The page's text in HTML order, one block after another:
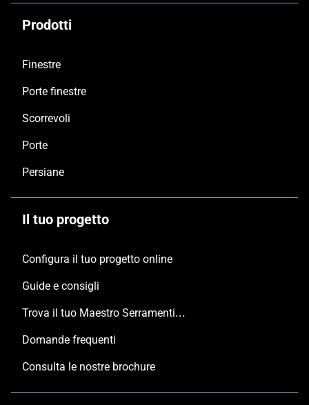
Prodotti
Finestre
Porte finestre
Scorrevoli
Porte
Persiane
Il tuo progetto
Configura il tuo progetto online
Guide e consigli
Trova il tuo Maestro Serramentista Domal
Domande frequenti
Consulta le nostre brochure